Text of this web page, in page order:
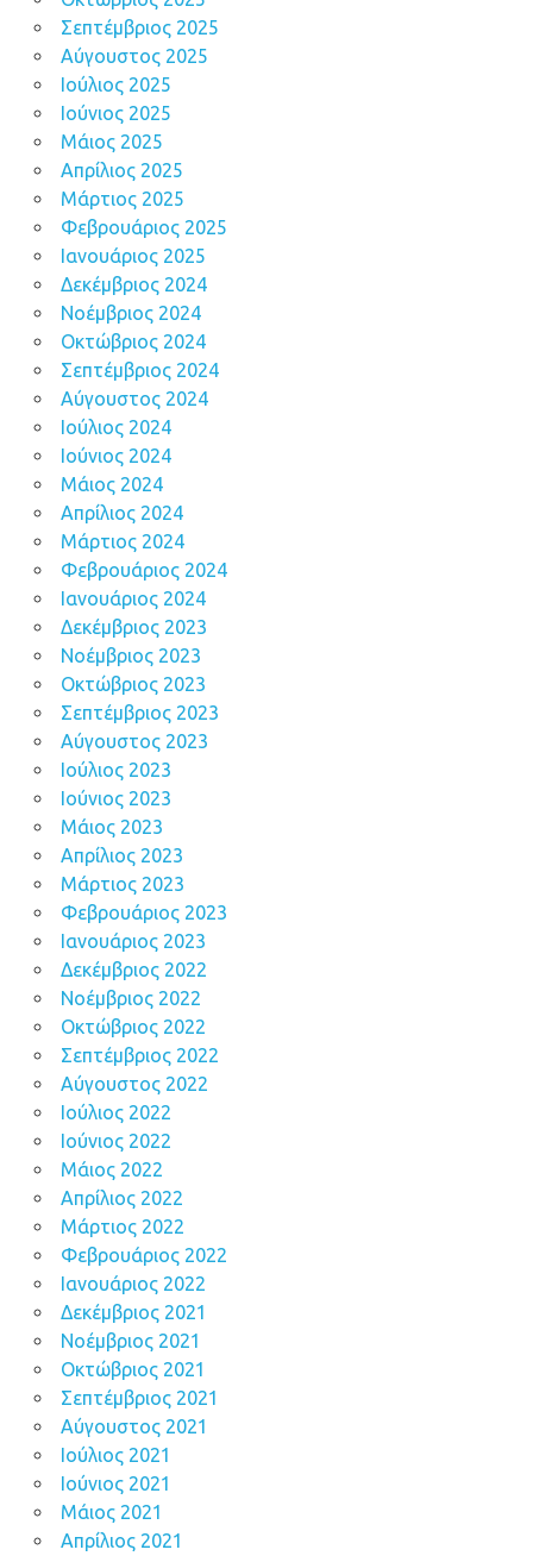
Σεπτέμβριος 2025
Αύγουστος 2025
Ιούλιος 2025
Ιούνιος 2025
Μάιος 2025
Απρίλιος 2025
Μάρτιος 2025
Φεβρουάριος 2025
Ιανουάριος 2025
Δεκέμβριος 2024
Νοέμβριος 2024
Οκτώβριος 2024
Σεπτέμβριος 2024
Αύγουστος 2024
Ιούλιος 2024
Ιούνιος 2024
Μάιος 2024
Απρίλιος 2024
Μάρτιος 2024
Φεβρουάριος 2024
Ιανουάριος 2024
Δεκέμβριος 2023
Νοέμβριος 2023
Οκτώβριος 2023
Σεπτέμβριος 2023
Αύγουστος 2023
Ιούλιος 2023
Ιούνιος 2023
Μάιος 2023
Απρίλιος 2023
Μάρτιος 2023
Φεβρουάριος 2023
Ιανουάριος 2023
Δεκέμβριος 2022
Νοέμβριος 2022
Οκτώβριος 2022
Σεπτέμβριος 2022
Αύγουστος 2022
Ιούλιος 2022
Ιούνιος 2022
Μάιος 2022
Απρίλιος 2022
Μάρτιος 2022
Φεβρουάριος 2022
Ιανουάριος 2022
Δεκέμβριος 2021
Νοέμβριος 2021
Οκτώβριος 2021
Σεπτέμβριος 2021
Αύγουστος 2021
Ιούλιος 2021
Ιούνιος 2021
Μάιος 2021
Απρίλιος 2021